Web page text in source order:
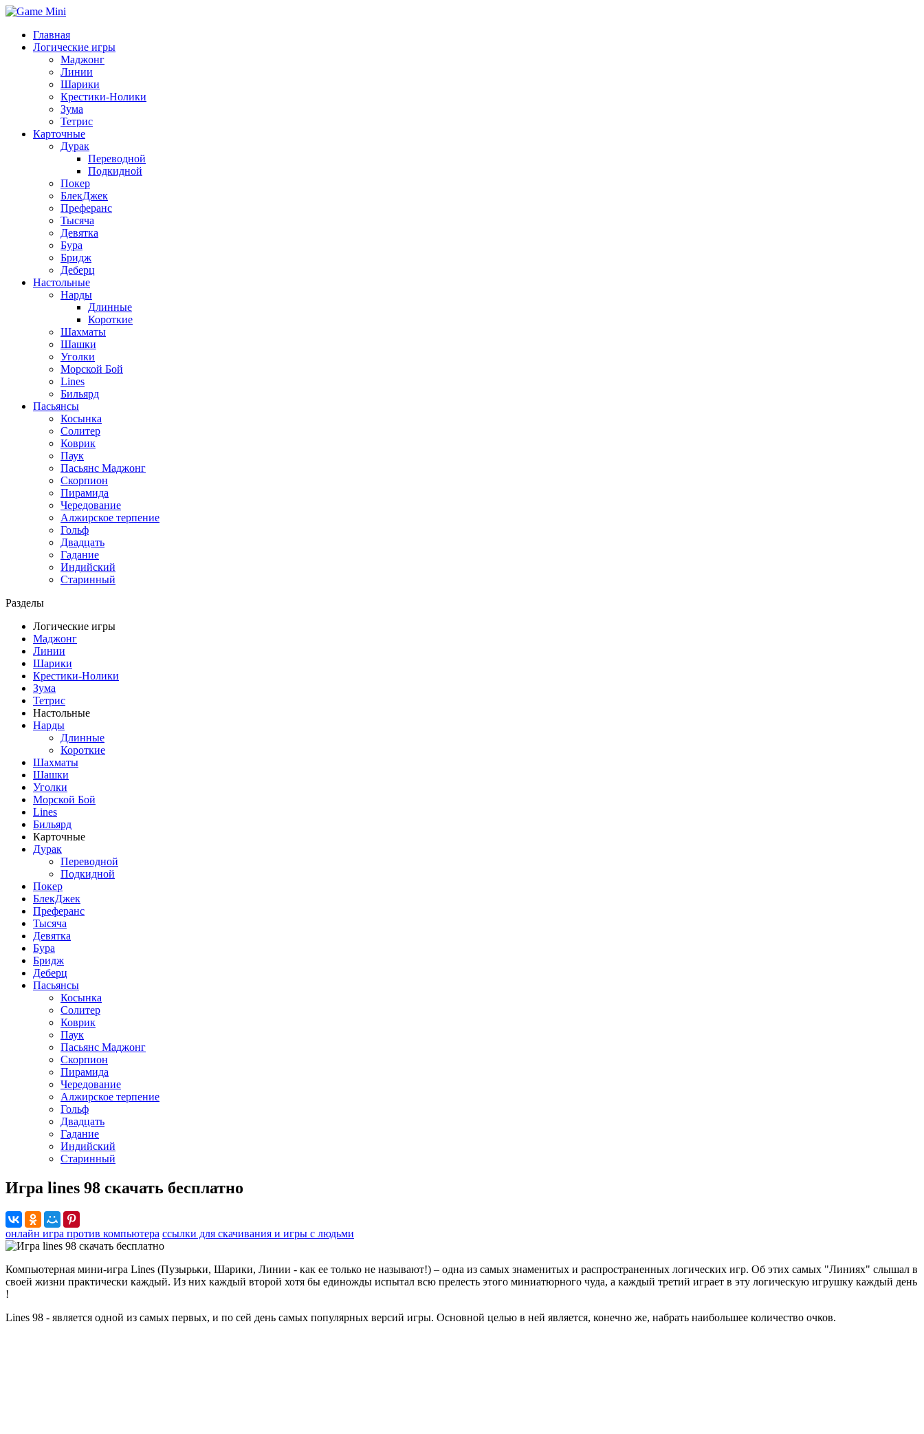
Главная
Логические игры
Маджонг
Линии
Шарики
Крестики-Нолики
Зума
Тетрис
Карточные
Дурак
Переводной
Подкидной
Покер
БлекДжек
Преферанс
Тысяча
Девятка
Бура
Бридж
Деберц
Настольные
Нарды
Длинные
Короткие
Шахматы
Шашки
Уголки
Морской Бой
Lines
Бильярд
Пасьянсы
Косынка
Солитер
Коврик
Паук
Пасьянс Маджонг
Скорпион
Пирамида
Чередование
Алжирское терпение
Гольф
Двадцать
Гадание
Индийский
Старинный
Разделы
Логические игры
Маджонг
Линии
Шарики
Крестики-Нолики
Зума
Тетрис
Настольные
Нарды
Длинные
Короткие
Шахматы
Шашки
Уголки
Морской Бой
Lines
Бильярд
Карточные
Дурак
Переводной
Подкидной
Покер
БлекДжек
Преферанс
Тысяча
Девятка
Бура
Бридж
Деберц
Пасьянсы
Косынка
Солитер
Коврик
Паук
Пасьянс Маджонг
Скорпион
Пирамида
Чередование
Алжирское терпение
Гольф
Двадцать
Гадание
Индийский
Старинный
Игра lines 98 скачать бесплатно
онлайн игра против компьютера ссылки для скачивания и игры с людьми
Компьютерная мини-игра Lines (Пузырьки, Шарики, Линии - как ее только не называют!) – одна из самых знаменитых и распространенных логических игр. Об этих самых "Линиях" слышал в
своей жизни практически каждый. Из них каждый второй хотя бы единожды испытал всю прелесть этого миниатюрного чуда, а каждый третий играет в эту логическую игрушку каждый день
!
Lines 98 - является одной из самых первых, и по сей день самых популярных версий игры. Основной целью в ней является, конечно же, набрать наибольшее количество очков.